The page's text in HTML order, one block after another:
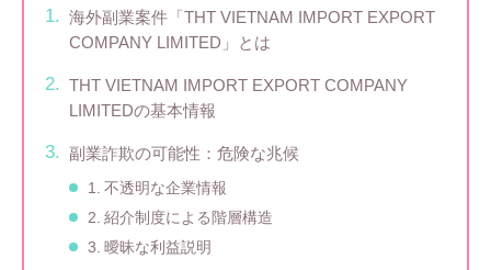
海外副業案件「THT VIETNAM IMPORT EXPORT
COMPANY LIMITED」とは
THT VIETNAM IMPORT EXPORT COMPANY
LIMITEDの基本情報
副業詐欺の可能性：危険な兆候
1. 不透明な企業情報
2. 紹介制度による階層構造
3. 曖昧な利益説明